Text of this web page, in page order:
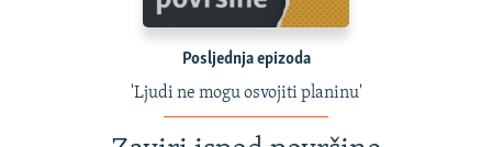
Posljednja epizoda
'Ljudi ne mogu osvojiti planinu'